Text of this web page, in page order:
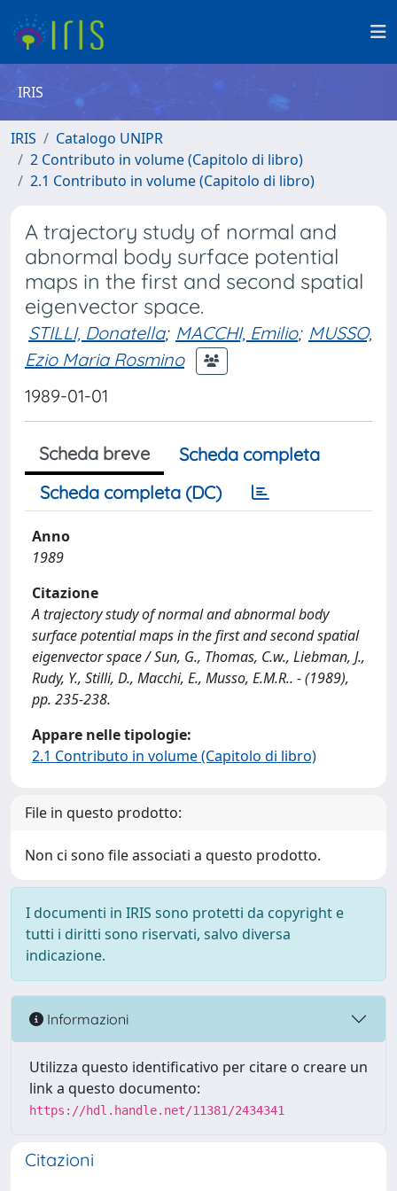
IRIS
IRIS
Catalogo UNIPR
2 Contributo in volume (Capitolo di libro)
2.1 Contributo in volume (Capitolo di libro)
A trajectory study of normal and
abnormal body surface potential
maps in the first and second spatial
eigenvector space.
STILLI, Donatella; MACCHI, Emilio; MUSSO,
Ezio Maria Rosmino
1989-01-01
Scheda breve
Scheda completa
Scheda completa (DC)
Anno
1989
Citazione
A trajectory study of normal and abnormal body
surface potential maps in the first and second spatial
eigenvector space / Sun, G., Thomas, C.w., Liebman, J.,
Rudy, Y., Stilli, D., Macchi, E., Musso, E.M.R.. - (1989),
pp. 235-238.
Appare nelle tipologie:
2.1 Contributo in volume (Capitolo di libro)
File in questo prodotto:
Non ci sono file associati a questo prodotto.
I documenti in IRIS sono protetti da copyright e
tutti i diritti sono riservati, salvo diversa
indicazione.
Informazioni
Utilizza questo identificativo per citare o creare un
link a questo documento:
https://hdl.handle.net/11381/2434341
Citazioni